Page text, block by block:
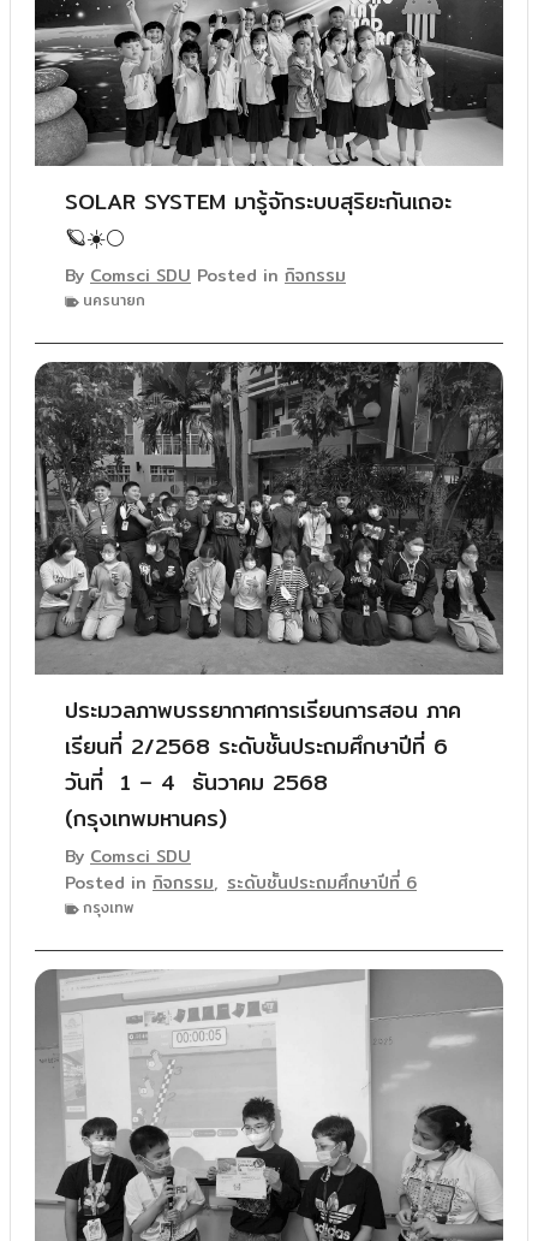
SOLAR SYSTEM มารู้จักระบบสุริยะกันเถอะ
🪐☀️🌕
By Comsci SDU Posted in กิจกรรม
นครนายก
ประมวลภาพบรรยากาศการเรียนการสอน ภาค
เรียนที่ 2/2568 ระดับชั้นประถมศึกษาปีที่ 6
วันที่ 1 – 4 ธันวาคม 2568
(กรุงเทพมหานคร)
By Comsci SDU
Posted in กิจกรรม, ระดับชั้นประถมศึกษาปีที่ 6
กรุงเทพ